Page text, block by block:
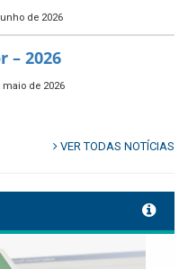
de 2026
Mundial do Meio
Tamandaré
do